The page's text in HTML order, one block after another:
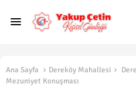
Ana Sayfa Dereköy Mahallesi
Mezuniyet Konuşması